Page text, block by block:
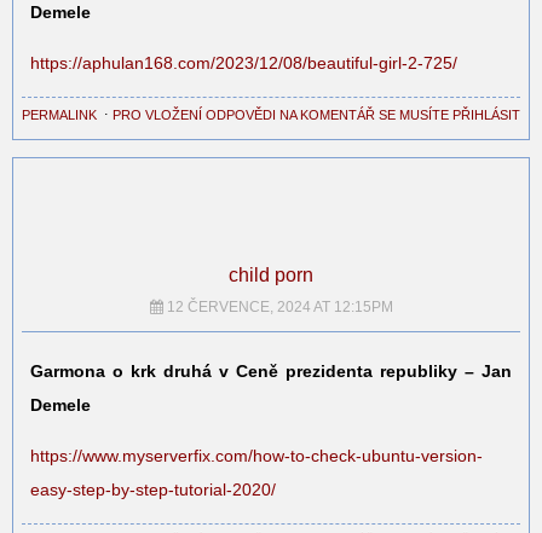
Demele
https://aphulan168.com/2023/12/08/beautiful-girl-2-725/
PERMALINK ⋅ PRO VLOŽENÍ ODPOVĚDI NA KOMENTÁŘ SE MUSÍTE PŘIHLÁSIT
child porn
12 ČERVENCE, 2024 AT 12:15PM
Garmona o krk druhá v Ceně prezidenta republiky – Jan
Demele
https://www.myserverfix.com/how-to-check-ubuntu-version-
easy-step-by-step-tutorial-2020/